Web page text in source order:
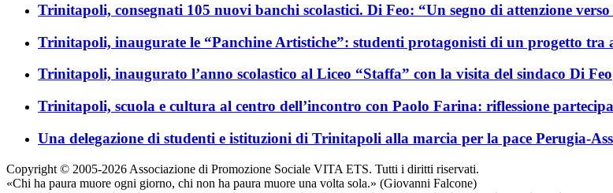
Trinitapoli, consegnati 105 nuovi banchi scolastici. Di Feo: “Un segno di attenzione verso
Trinitapoli, inaugurate le “Panchine Artistiche”: studenti protagonisti di un progetto tra
Trinitapoli, inaugurato l’anno scolastico al Liceo “Staffa” con la visita del sindaco Di Feo
Trinitapoli, scuola e cultura al centro dell’incontro con Paolo Farina: riflessione
Una delegazione di studenti e istituzioni di Trinitapoli alla marcia per la pace Perugia-
Copyright © 2005-2026 Associazione di Promozione Sociale VITA ETS. Tutti i diritti riservati.
«Chi ha paura muore ogni giorno, chi non ha paura muore una volta sola.» (Giovanni Falcone)